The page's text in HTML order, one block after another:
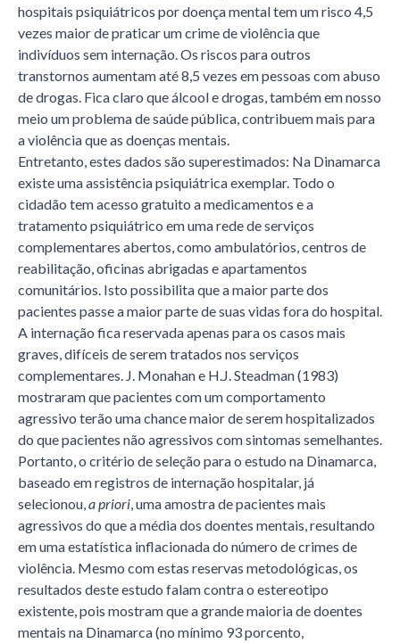
hospitais psiquiátricos por doença mental tem um risco 4,5
vezes maior de praticar um crime de violência que
indivíduos sem internação. Os riscos para outros
transtornos aumentam até 8,5 vezes em pessoas com abuso
de drogas. Fica claro que álcool e drogas, também em nosso
meio um problema de saúde pública, contribuem mais para
a violência que as doenças mentais.
Entretanto, estes dados são superestimados: Na Dinamarca
existe uma assistência psiquiátrica exemplar. Todo o
cidadão tem acesso gratuito a medicamentos e a
tratamento psiquiátrico em uma rede de serviços
complementares abertos, como ambulatórios, centros de
reabilitação, oficinas abrigadas e apartamentos
comunitários. Isto possibilita que a maior parte dos
pacientes passe a maior parte de suas vidas fora do hospital.
A internação fica reservada apenas para os casos mais
graves, difíceis de serem tratados nos serviços
complementares. J. Monahan e H.J. Steadman (1983)
mostraram que pacientes com um comportamento
agressivo terão uma chance maior de serem hospitalizados
do que pacientes não agressivos com sintomas semelhantes.
Portanto, o critério de seleção para o estudo na Dinamarca,
baseado em registros de internação hospitalar, já
selecionou,a priori, uma amostra de pacientes mais
agressivos do que a média dos doentes mentais, resultando
em uma estatística inflacionada do número de crimes de
violência. Mesmo com estas reservas metodológicas, os
resultados deste estudo falam contra o estereotipo
existente, pois mostram que a grande maioria de doentes
mentais na Dinamarca (no mínimo 93 porcento,